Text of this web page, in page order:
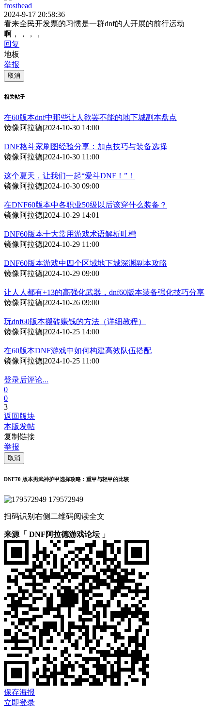
frosthead
2024-9-17 20:58:36
看来全民开发票的习惯是一群dnf的人开展的前行运动
啊，，，，
回复
地板
举报
取消
相关帖子
在60版本dnf中那些让人欲罢不能的地下城副本盘点
镜像阿拉德|2024-10-30 14:00
DNF格斗家刷图经验分享：加点技巧与装备选择
镜像阿拉德|2024-10-30 11:00
这个夏天，让我们一起“爱斗DNF！”！
镜像阿拉德|2024-10-30 09:00
在DNF60版本中各职业50级以后该穿什么装备？
镜像阿拉德|2024-10-29 14:01
DNF60版本十大常用游戏术语解析吐槽
镜像阿拉德|2024-10-29 11:00
DNF60版本游戏中四个区域地下城深渊副本攻略
镜像阿拉德|2024-10-29 09:00
让人人都有+13的高强化武器，dnf60版本装备强化技巧分享
镜像阿拉德|2024-10-26 09:00
玩dnf60版本搬砖赚钱的方法（详细教程）
镜像阿拉德|2024-10-25 14:00
在60版本DNF游戏中如何构建高效队伍搭配
镜像阿拉德|2024-10-25 11:00
登录后评论...
0
0
3
返回版块
本版发帖
复制链接
举报
取消
DNF70 版本男武神护甲选择攻略：重甲与轻甲的比较
179572949
扫码识别右侧二维码阅读全文
来源「 DNF阿拉德游戏论坛 」
保存海报
立即登录